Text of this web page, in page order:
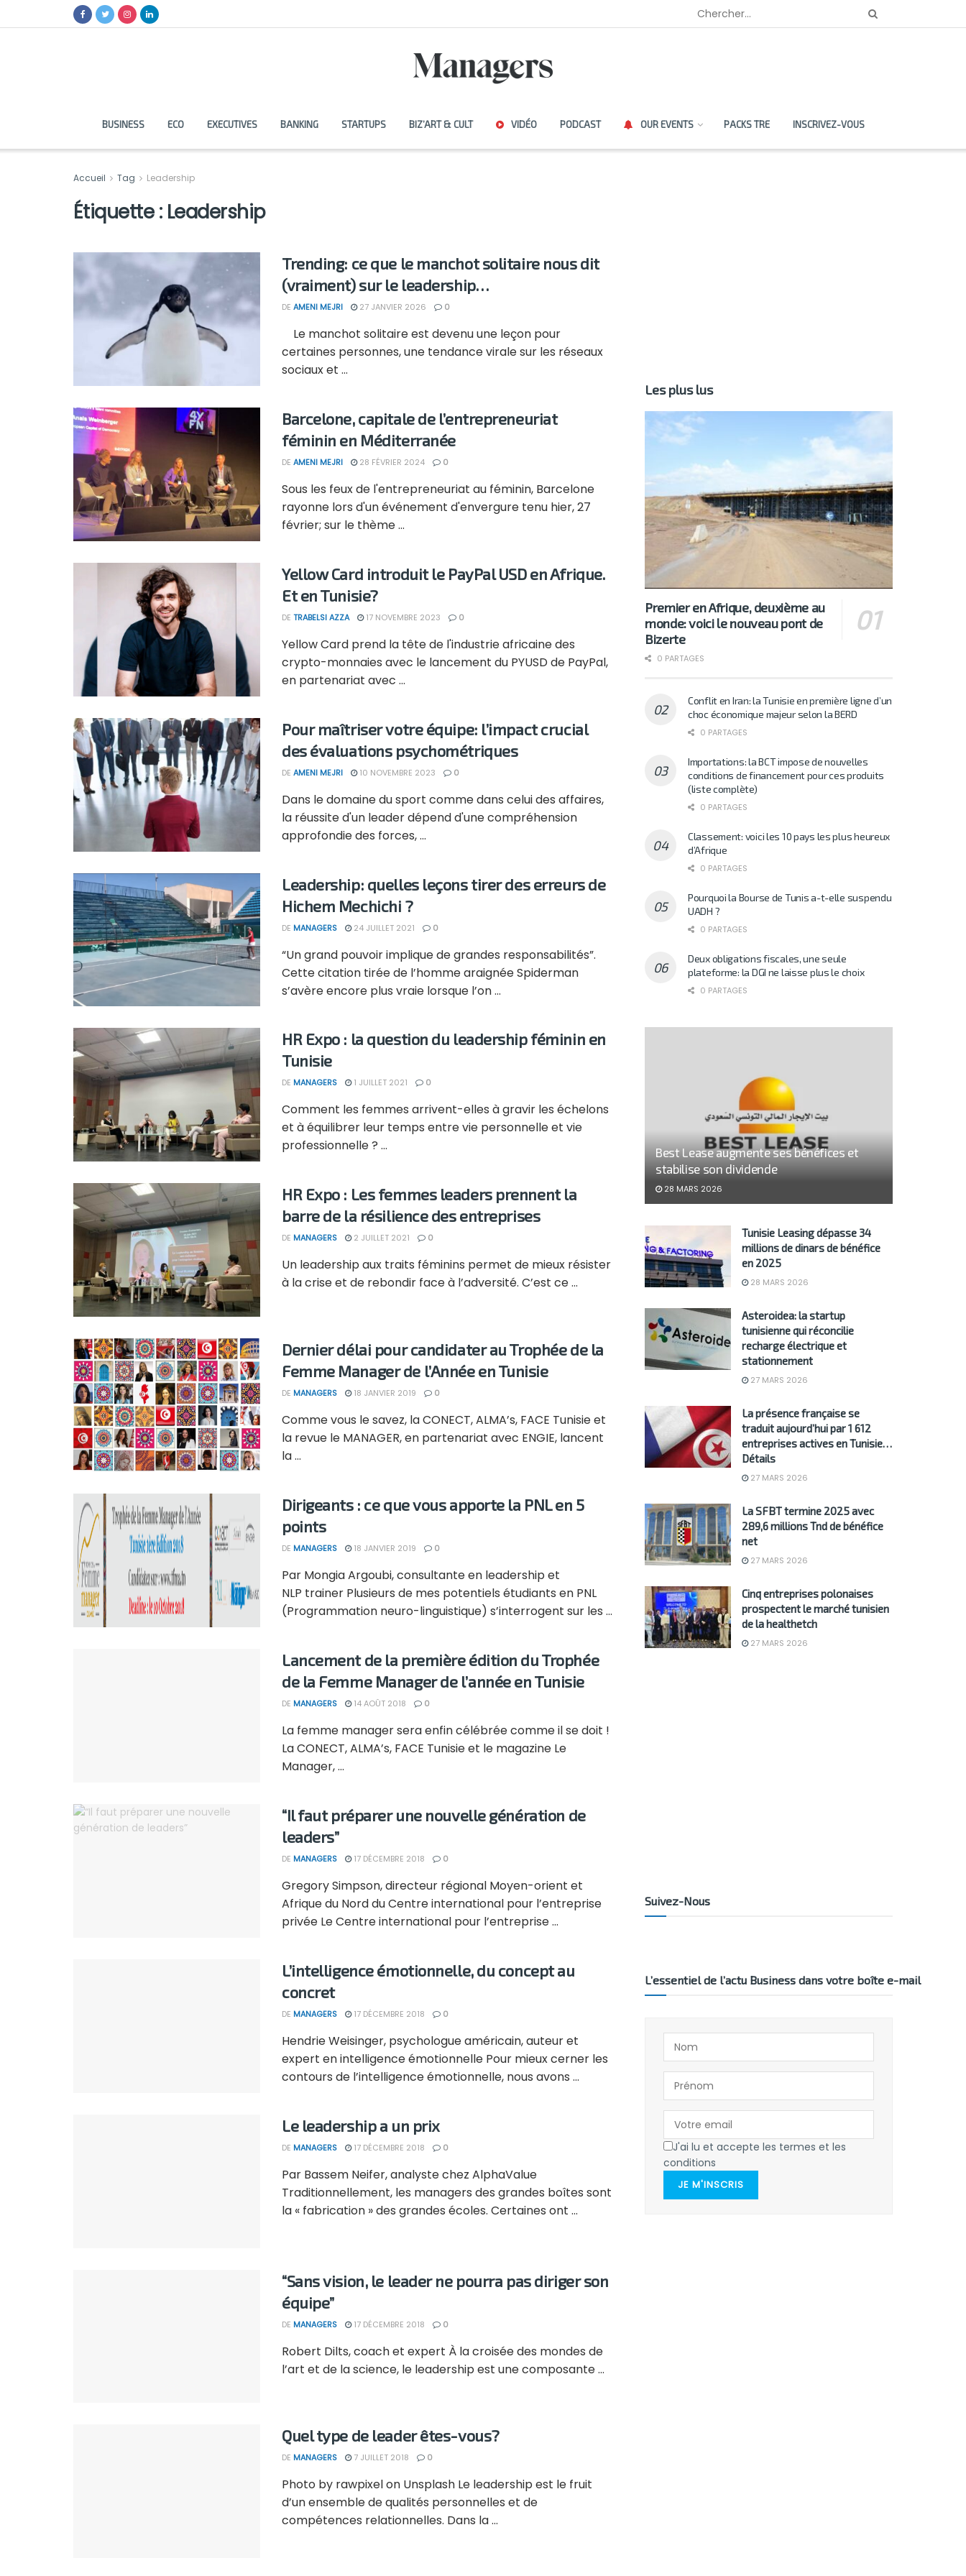
BUSINESS ECO EXECUTIVES BANKING STARTUPS BIZ’ART & CULT VIDÉO PODCAST OUR EVENTS PACKS TRE INSCRIVEZ-VOUS
Accueil Tag Leadership
Étiquette : Leadership
Trending: ce que le manchot solitaire nous dit
(vraiment) sur le leadership…
DE AMENI MEJRI 27 JANVIER 2026 0
Le manchot solitaire est devenu une leçon pour
certaines personnes, une tendance virale sur les réseaux
sociaux et ...
Barcelone, capitale de l’entrepreneuriat
féminin en Méditerranée
DE AMENI MEJRI 28 FÉVRIER 2024 0
Sous les feux de l'entrepreneuriat au féminin, Barcelone
rayonne lors d'un événement d'envergure tenu hier, 27
février; sur le thème ...
Yellow Card introduit le PayPal USD en Afrique.
Et en Tunisie?
DE TRABELSI AZZA 17 NOVEMBRE 2023 0
Yellow Card prend la tête de l'industrie africaine des
crypto-monnaies avec le lancement du PYUSD de PayPal,
en partenariat avec ...
Pour maîtriser votre équipe: l’impact crucial
des évaluations psychométriques
DE AMENI MEJRI 10 NOVEMBRE 2023 0
Dans le domaine du sport comme dans celui des affaires,
la réussite d'un leader dépend d'une compréhension
approfondie des forces, ...
Leadership: quelles leçons tirer des erreurs de
Hichem Mechichi ?
DE MANAGERS 24 JUILLET 2021 0
“Un grand pouvoir implique de grandes responsabilités”.
Cette citation tirée de l’homme araignée Spiderman
s’avère encore plus vraie lorsque l’on ...
HR Expo : la question du leadership féminin en
Tunisie
DE MANAGERS 1 JUILLET 2021 0
Comment les femmes arrivent-elles à gravir les échelons
et à équilibrer leur temps entre vie personnelle et vie
professionnelle ? ...
HR Expo : Les femmes leaders prennent la
barre de la résilience des entreprises
DE MANAGERS 2 JUILLET 2021 0
Un leadership aux traits féminins permet de mieux résister
à la crise et de rebondir face à l’adversité. C’est ce ...
Dernier délai pour candidater au Trophée de la
Femme Manager de l’Année en Tunisie
DE MANAGERS 18 JANVIER 2019 0
Comme vous le savez, la CONECT, ALMA’s, FACE Tunisie et
la revue le MANAGER, en partenariat avec ENGIE, lancent
la ...
Dirigeants : ce que vous apporte la PNL en 5
points
DE MANAGERS 18 JANVIER 2019 0
Par Mongia Argoubi, consultante en leadership et
NLP trainer Plusieurs de mes potentiels étudiants en PNL
(Programmation neuro-linguistique) s’interrogent sur les ...
Lancement de la première édition du Trophée
de la Femme Manager de l’année en Tunisie
DE MANAGERS 14 AOÛT 2018 0
La femme manager sera enfin célébrée comme il se doit !
La CONECT, ALMA’s, FACE Tunisie et le magazine Le
Manager, ...
“Il faut préparer une nouvelle génération de
leaders”
DE MANAGERS 17 DÉCEMBRE 2018 0
Gregory Simpson, directeur régional Moyen-orient et
Afrique du Nord du Centre international pour l’entreprise
privée Le Centre international pour l’entreprise ...
L’intelligence émotionnelle, du concept au
concret
DE MANAGERS 17 DÉCEMBRE 2018 0
Hendrie Weisinger, psychologue américain, auteur et
expert en intelligence émotionnelle Pour mieux cerner les
contours de l’intelligence émotionnelle, nous avons ...
Le leadership a un prix
DE MANAGERS 17 DÉCEMBRE 2018 0
Par Bassem Neifer, analyste chez AlphaValue
Traditionnellement, les managers des grandes boîtes sont
la « fabrication » des grandes écoles. Certaines ont ...
“Sans vision, le leader ne pourra pas diriger son
équipe”
DE MANAGERS 17 DÉCEMBRE 2018 0
Robert Dilts, coach et expert À la croisée des mondes de
l’art et de la science, le leadership est une composante ...
Quel type de leader êtes-vous?
DE MANAGERS 7 JUILLET 2018 0
Photo by rawpixel on Unsplash Le leadership est le fruit
d’un ensemble de qualités personnelles et de
compétences relationnelles. Dans la ...
Les plus lus
Premier en Afrique, deuxième au
monde: voici le nouveau pont de
Bizerte
0 PARTAGES
Conflit en Iran: la Tunisie en première ligne d’un
choc économique majeur selon la BERD
0 PARTAGES
Importations: la BCT impose de nouvelles
conditions de financement pour ces produits
(liste complète)
0 PARTAGES
Classement: voici les 10 pays les plus heureux
d’Afrique
0 PARTAGES
Pourquoi la Bourse de Tunis a-t-elle suspendu
UADH ?
0 PARTAGES
Deux obligations fiscales, une seule
plateforme: la DGI ne laisse plus le choix
0 PARTAGES
Best Lease augmente ses bénéfices et
stabilise son dividende
28 MARS 2026
Tunisie Leasing dépasse 34
millions de dinars de bénéfice
en 2025
28 MARS 2026
Asteroidea: la startup
tunisienne qui réconcilie
recharge électrique et
stationnement
27 MARS 2026
La présence française se
traduit aujourd’hui par 1 612
entreprises actives en Tunisie…
Détails
27 MARS 2026
La SFBT termine 2025 avec
289,6 millions Tnd de bénéfice
net
27 MARS 2026
Cinq entreprises polonaises
prospectent le marché tunisien
de la healthetch
27 MARS 2026
Suivez-Nous
L’essentiel de l’actu Business dans votre boîte e-mail
J'ai lu et accepte les termes et les
conditions
JE M'INSCRIS